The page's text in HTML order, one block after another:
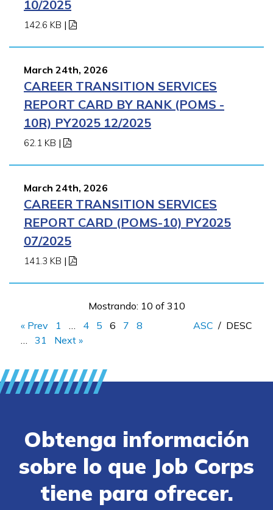
10/2025
142.6 KB |
March 24th, 2026
CAREER TRANSITION SERVICES
REPORT CARD BY RANK (POMS -
10R) PY2025 12/2025
62.1 KB |
March 24th, 2026
CAREER TRANSITION SERVICES
REPORT CARD (POMS-10) PY2025
07/2025
141.3 KB |
Mostrando: 10 of 310
« Prev
1 4 5 6 7
8
31 Next »
ASC / DESC
Obtenga información
sobre lo que Job Corps
tiene para ofrecer.